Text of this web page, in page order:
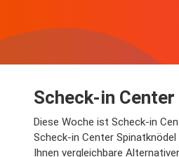
Scheck-in
Diese Woche ist Scheck-in
Scheck-in Center
Ihnen vergleichbare